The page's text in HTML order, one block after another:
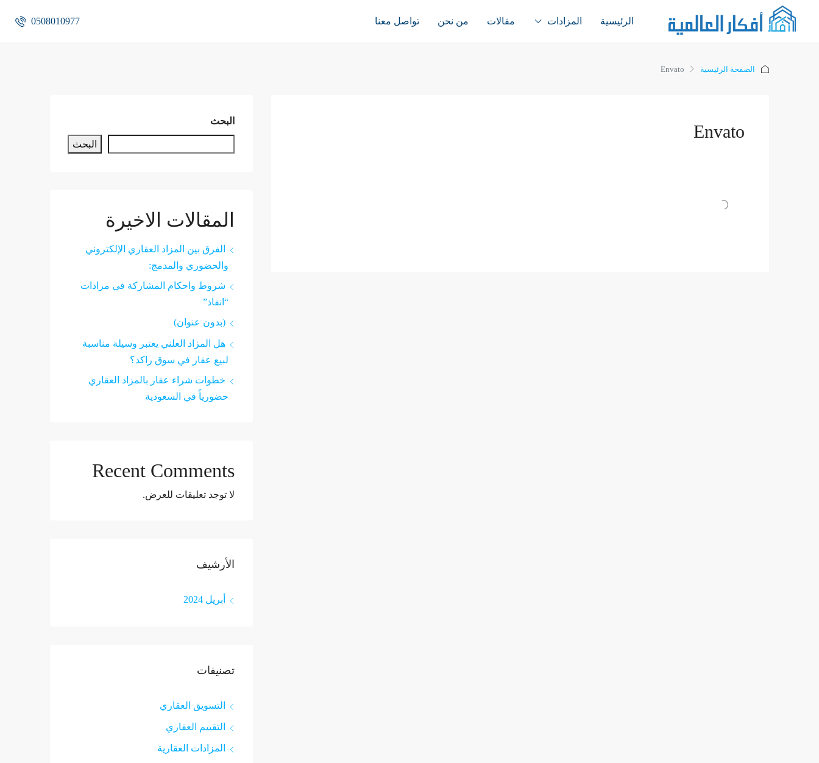
الرئيسية المزادات مقالات من نحن تواصل معنا 0508010977
الصفحة الرئيسية Envato
Envato
البحث
البحث
المقالات الاخيرة
الفرق بين المزاد العقاري الإلكتروني
والحضوري والمدمج:
شروط واحكام المشاركة في مزادات
“انفاذ”
(بدون عنوان)
هل المزاد العلني يعتبر وسيلة مناسبة
لبيع عقار في سوق راكد؟
خطوات شراء عقار بالمزاد العقاري
حضورياً في السعودية
Recent Comments
لا توجد تعليقات للعرض.
الأرشيف
أبريل 2024
تصنيفات
التسويق العقاري
التقييم العقاري
المزادات العقارية